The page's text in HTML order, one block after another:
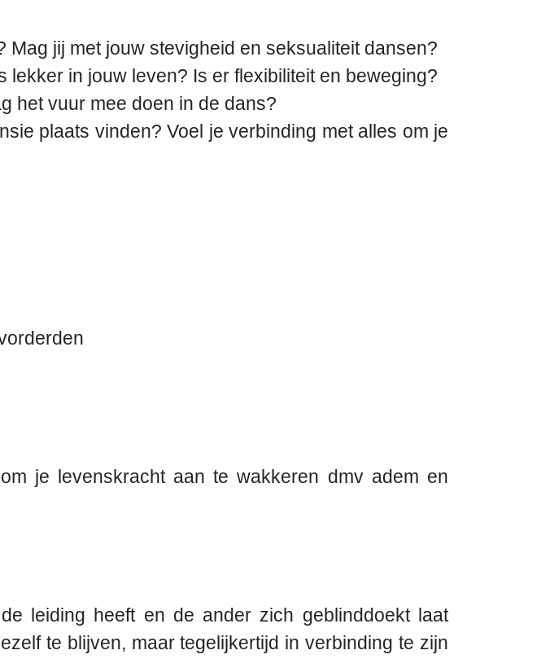
jij met jouw stevigheid en seksualiteit dansen?
in jouw leven? Is er flexibiliteit en beweging?
het vuur mee doen in de dans?
plaats vinden? Voel je verbinding met alles om je
je levenskracht aan te wakkeren dmv adem en
leiding heeft en de ander zich geblinddoekt laat
te blijven, maar tegelijkertijd in verbinding te zijn